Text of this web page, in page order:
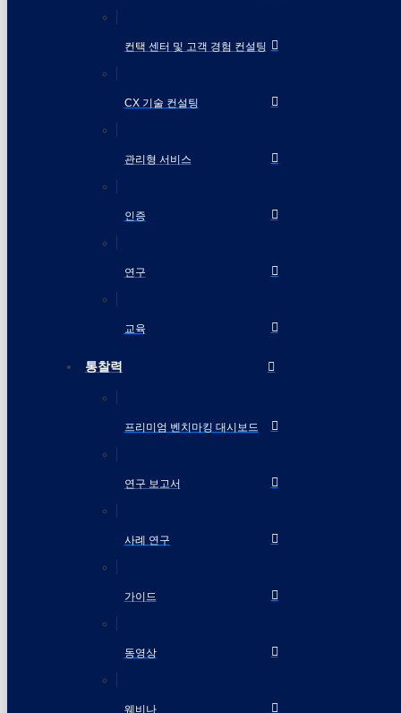
컨택 센터 및 고객 경험 컨설팅
CX 기술 컨설팅
관리형 서비스
인증
연구
교육
통찰력
프리미엄 벤치마킹 대시보드
연구 보고서
사례 연구
가이드
동영상
웨비나